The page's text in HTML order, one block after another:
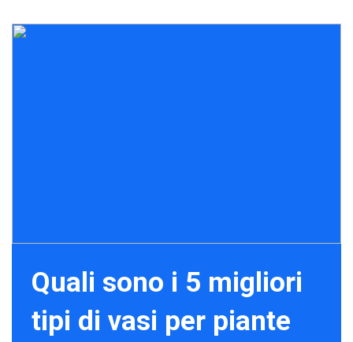
Quali sono i 5 migliori
tipi di vasi per piante